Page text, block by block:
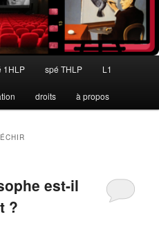
1HLP spé THLP L1
droits à propos
est-il
?